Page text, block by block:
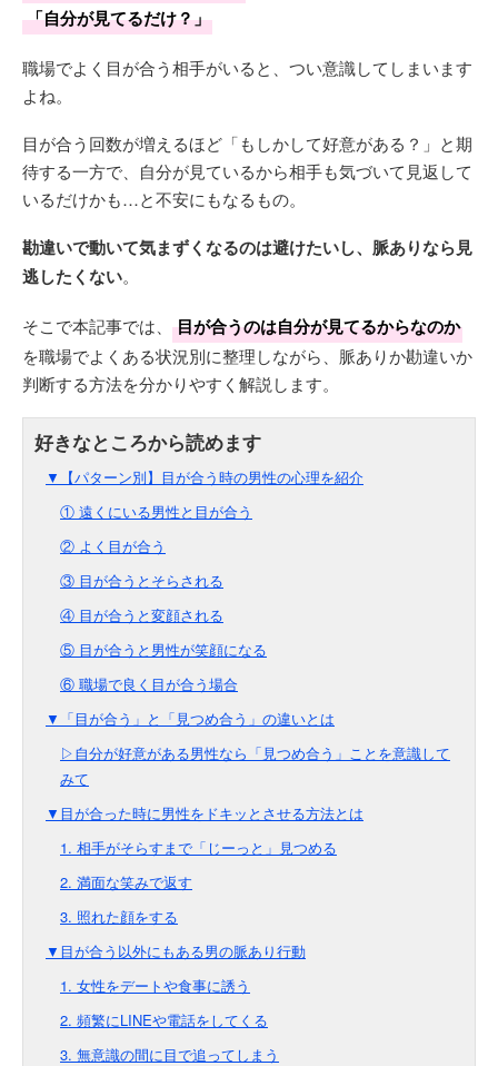
「自分が見てるだけ？」
職場でよく目が合う相手がいると、つい意識してしまいます
よね。
目が合う回数が増えるほど「もしかして好意がある？」と期
待する一方で、自分が見ているから相手も気づいて見返して
いるだけかも…と不安にもなるもの。
勘違いで動いて気まずくなるのは避けたいし、脈ありなら見
逃したくない。
そこで本記事では、 目が合うのは自分が見てるからなのか
を職場でよくある状況別に整理しながら、脈ありか勘違いか
判断する方法を分かりやすく解説します。
▼【パターン別】目が合う時の男性の心理を紹介
① 遠くにいる男性と目が合う
② よく目が合う
③ 目が合うとそらされる
④ 目が合うと変顔される
⑤ 目が合うと男性が笑顔になる
⑥ 職場で良く目が合う場合
▼「目が合う」と「見つめ合う」の違いとは
▷自分が好意がある男性なら「見つめ合う」ことを意識して
みて
▼目が合った時に男性をドキッとさせる方法とは
1. 相手がそらすまで「じーっと」見つめる
2. 満面な笑みで返す
3. 照れた顔をする
▼目が合う以外にもある男の脈あり行動
1. 女性をデートや食事に誘う
2. 頻繁にLINEや電話をしてくる
3. 無意識の間に目で追ってしまう